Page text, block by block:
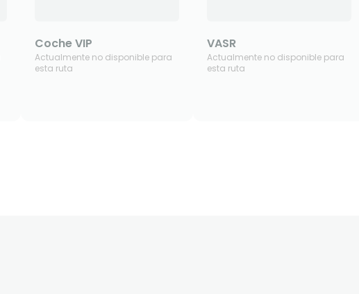
Coche VIP
Actualmente no disponible para
esta ruta
VASR
Actualmente no disponible para
esta ruta